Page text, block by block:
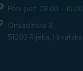
Pon-pet: 08:00 - 15:00
Omladinska 8,
51000 Rijeka, Hrvatska